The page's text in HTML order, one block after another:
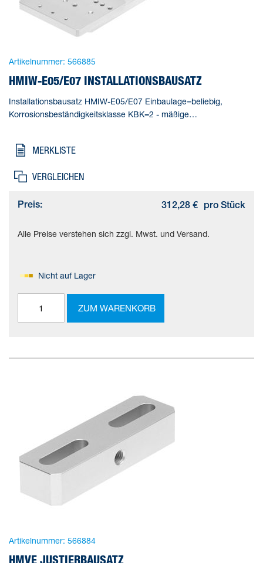
Artikelnummer: 566885
HMIW-E05/E07 INSTALLATIONSBAUSATZ
Installationsbausatz HMIW-E05/E07 Einbaulage=beliebig,
Korrosionsbeständigkeitsklasse KBK=2 - mäßige
Werkstoff Adapter=(* Aluminium-Knetlegierung, * eloxiert)
MERKLISTE
VERGLEICHEN
Preis: 312,28 € pro Stück
Alle Preise verstehen sich zzgl. Mwst. und Versand.
Nicht auf Lager
ZUM WARENKORB
Artikelnummer: 566884
HMVE JUSTIERBAUSATZ